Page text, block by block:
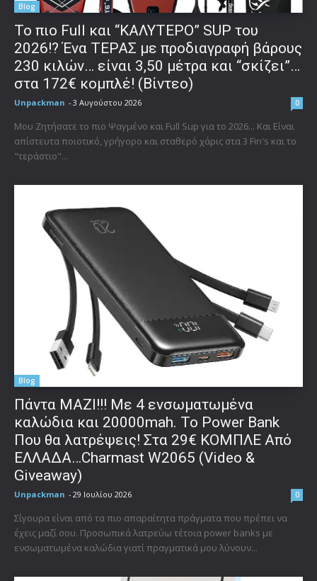
Blog
To πιο Full και “ΚΑΛΥΤΕΡΟ” SUP του
2026!? Ένα ΤΕΡΑΣ με προδιαγραφή βάρους
230 κιλών… είναι 3,50 μέτρα και “σκίζει”…
στα 172€ κομπλέ! (Βίντεο)
Unpackman - 3 Αυγούστου 2026 0
Μου Ζητήσατε το πιο Ψαγμένο και Full Sup για το 2026... Και Είναι
απίστευτα ποιοτικό, γρήγορο και σταθερό χάρις στα 3 Fin's και το
"τεράστιο"...
Blog
Πάντα ΜΑΖΙ!!! Με 4 ενσωματωμένα
καλώδια και 20000mah. Το Power Bank
Που θα λατρέψεις! Στα 29€ ΚΟΜΠΛΕ Από
ΕΛΛΑΔΑ…Charmast W2065 (Video &
Giveaway)
Unpackman - 29 Ιουλίου 2026 0
Σίγουρα είναι από τα πιο απαραίτητα πράγματα που πρέπει να
έχεις μαζί σου. Προσωπικά λατρεύω τέτοια power banks με
ενσωματωμένα καλώδια γιατί πραγματικά μου λύνουν...